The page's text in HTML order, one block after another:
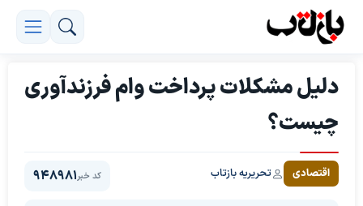
دلیل مشکلات پرداخت وام فرزندآوری
چیست؟
اقتصادی تحریریه بازتاب کد خبر948981